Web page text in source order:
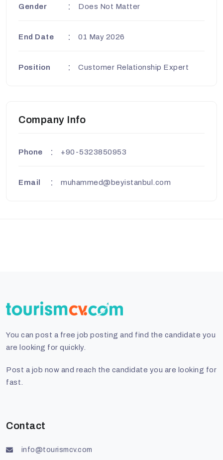
Gender Does Not Matter
End Date 01 May 2026
Position Customer Relationship Expert
Company Info
Phone +90-5323850953
Email muhammed@beyistanbul.com
You can post a free job posting and find the candidate you
are looking for quickly.
Post a job now and reach the candidate you are looking for
fast.
Contact
info@tourismcv.com